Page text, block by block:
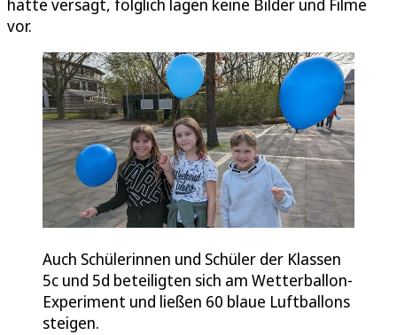
hatte versagt, folglich lagen keine Bilder und Filme
vor.
Auch Schülerinnen und Schüler der Klassen
5c und 5d beteiligten sich am Wetterballon-
Experiment und ließen 60 blaue Luftballons
steigen.